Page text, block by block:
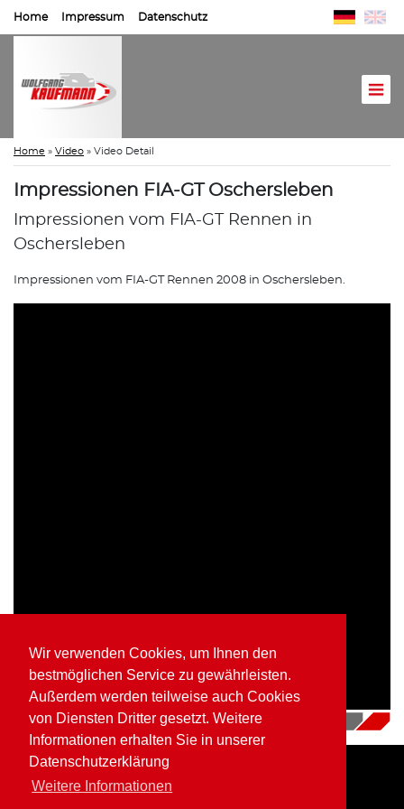
Wir verwenden Cookies, um Ihnen den
bestmöglichen Service zu gewährleisten.
Außerdem werden teilweise auch Cookies
von Diensten Dritter gesetzt. Weitere
Informationen erhalten Sie in unserer
Datenschutzerklärung
Weitere Informationen
Home Impressum Datenschutz
Home » Video » Video Detail
Impressionen FIA-GT Oschersleben
Impressionen vom FIA-GT Rennen in
Oschersleben
Impressionen vom FIA-GT Rennen 2008 in Oschersleben.
16.07.2018
Home Impressum